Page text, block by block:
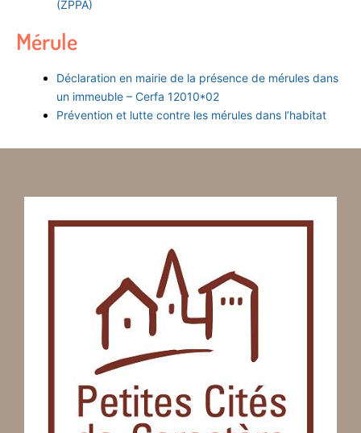
(ZPPA)
Mérule
Déclaration en mairie de la présence de mérules dans
un immeuble – Cerfa 12010*02
Prévention et lutte contre les mérules dans l’habitat